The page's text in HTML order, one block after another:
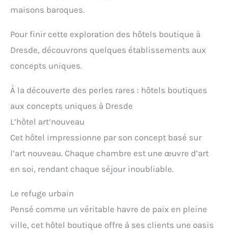
maisons baroques.
Pour finir cette exploration des hôtels boutique à
Dresde, découvrons quelques établissements aux
concepts uniques.
À la découverte des perles rares : hôtels boutiques
aux concepts uniques à Dresde
L’hôtel art’nouveau
Cet hôtel impressionne par son concept basé sur
l’art nouveau. Chaque chambre est une œuvre d’art
en soi, rendant chaque séjour inoubliable.
Le refuge urbain
Pensé comme un véritable havre de paix en pleine
ville, cet hôtel boutique offre à ses clients une oasis